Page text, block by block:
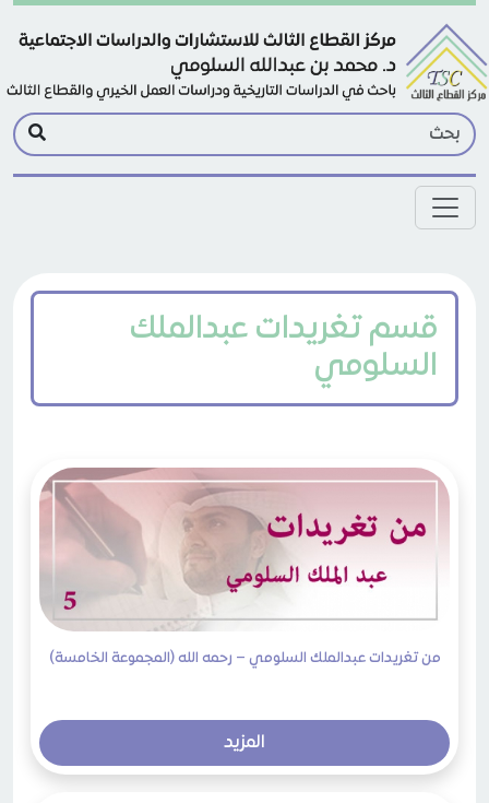
Skip to main content
قسم تغريدات عبدالملك
السلومي
من تغريدات عبدالملك السلومي – رحمه الله (المجموعة الخامسة)
المزيد